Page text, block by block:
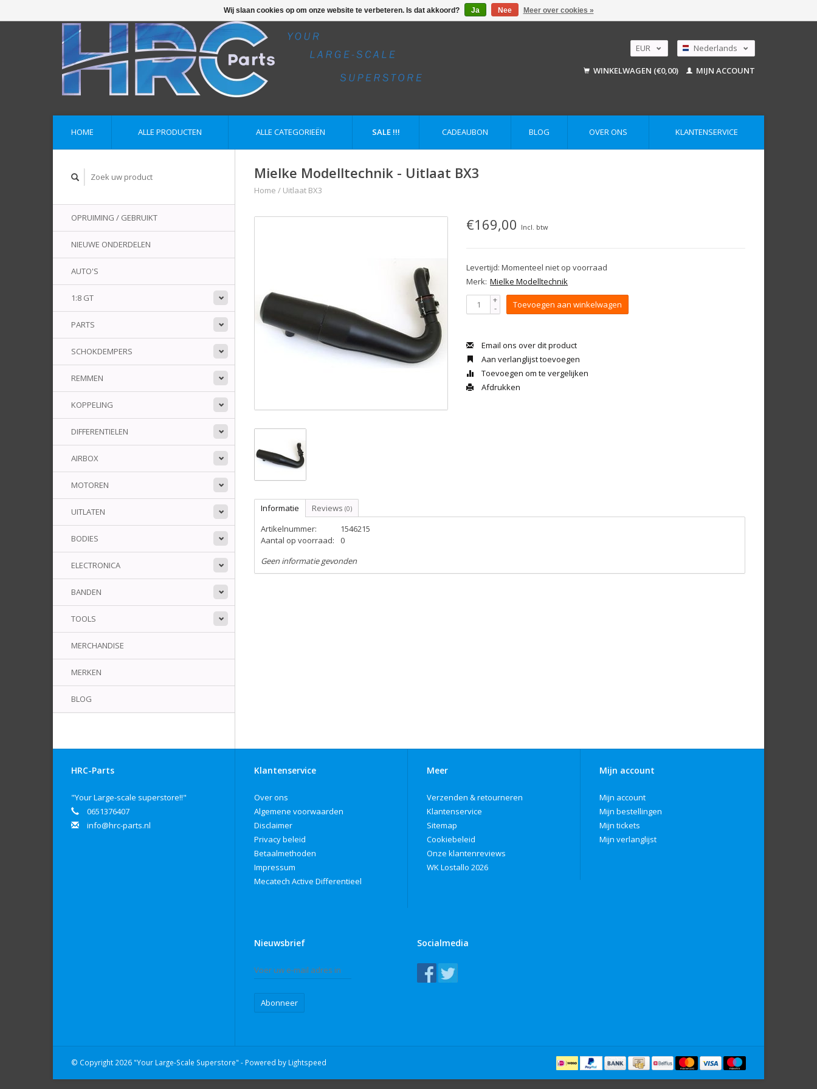
EUR
USD
Nederlands
English
WINKELWAGEN (€0,00) MIJN ACCOUNT
HOME ALLE PRODUCTEN ALLE CATEGORIEËN SALE !!! CADEAUBON BLOG OVER ONS KLANTENSERVICE
OPRUIMING / GEBRUIKT
NIEUWE ONDERDELEN
AUTO'S
1:8 GT
PARTS
SCHOKDEMPERS
REMMEN
KOPPELING
DIFFERENTIELEN
AIRBOX
MOTOREN
UITLATEN
BODIES
ELECTRONICA
BANDEN
TOOLS
MERCHANDISE
MERKEN
BLOG
Mielke Modelltechnik - Uitlaat BX3
Home / Uitlaat BX3
€169,00 Incl. btw
Levertijd: Momenteel niet op voorraad
Merk: Mielke Modelltechnik
+
- Toevoegen aan winkelwagen
Email ons over dit product
Aan verlanglijst toevoegen
Toevoegen om te vergelijken
Afdrukken
Informatie Reviews (0)
Artikelnummer:
1546215
Aantal op voorraad:
0
Geen informatie gevonden
HRC-Parts
"Your Large-scale superstore!!"
0651376407
info@hrc-parts.nl
Klantenservice
Over ons
Algemene voorwaarden
Disclaimer
Privacy beleid
Betaalmethoden
Impressum
Mecatech Active Differentieel
Meer
Verzenden & retourneren
Klantenservice
Sitemap
Cookiebeleid
Onze klantenreviews
WK Lostallo 2026
Mijn account
Mijn account
Mijn bestellingen
Mijn tickets
Mijn verlanglijst
Nieuwsbrief
Abonneer
Socialmedia
© Copyright 2026 "Your Large-Scale Superstore" - Powered by Lightspeed
Wij slaan cookies op om onze website te verbeteren. Is dat akkoord? Ja Nee Meer over cookies »